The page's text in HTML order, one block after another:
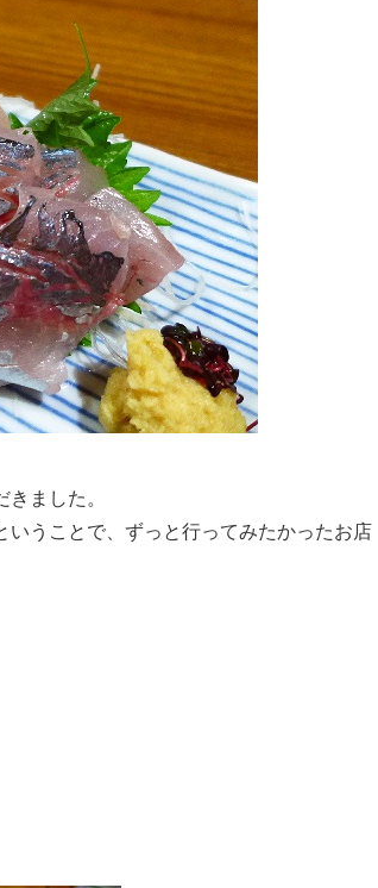
きました。
いうことで、ずっと行ってみたかったお店